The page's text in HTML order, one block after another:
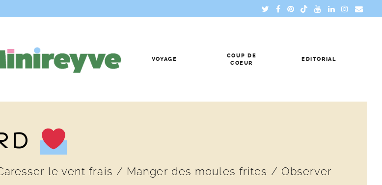
VOYAGE
COUP DE
COEUR
EDITORIAL
le vent frais / Manger des moules frites / Observer